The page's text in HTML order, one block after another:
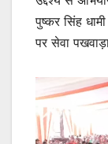
पुष्कर सिंह
पर सेवा
Video
Player